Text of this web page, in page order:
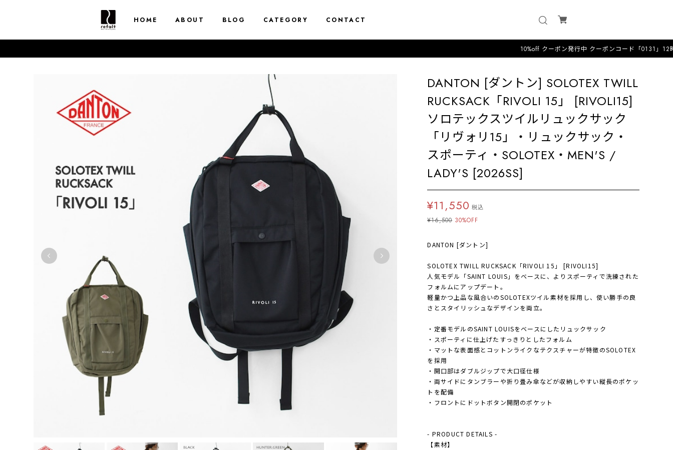
HOME ABOUT BLOG CATEGORY CONTACT
10%off クーポン発行中 クーポンコード「0131」12時までのオ
DANTON [ダントン] SOLOTEX TWILL
RUCKSACK「RIVOLI 15」 [RIVOLI15]
ソロテックスツイルリュックサック
「リヴォリ15」・リュックサック・
スポーティ・SOLOTEX・MEN'S /
LADY'S [2026SS]
¥11,550 税込
¥16,500 30%OFF
DANTON [ダントン]
SOLOTEX TWILL RUCKSACK「RIVOLI 15」 [RIVOLI15]
人気モデル「SAINT LOUIS」をベースに、よりスポーティで洗練された
フォルムにアップデート。
軽量かつ上品な風合いのSOLOTEXツイル素材を採用し、使い勝手の良
さとスタイリッシュなデザインを両立。
・定番モデルのSAINT LOUISをベースにしたリュックサック
・スポーティに仕上げたすっきりとしたフォルム
・マットな表面感とコットンライクなテクスチャーが特徴のSOLOTEX
を採用
・開口部はダブルジップで大口径仕様
・両サイドにタンブラーや折り畳み傘などが収納しやすい縦長のポケッ
トを配備
・フロントにドットボタン開閉のポケット
- PRODUCT DETAILS -
【素材】